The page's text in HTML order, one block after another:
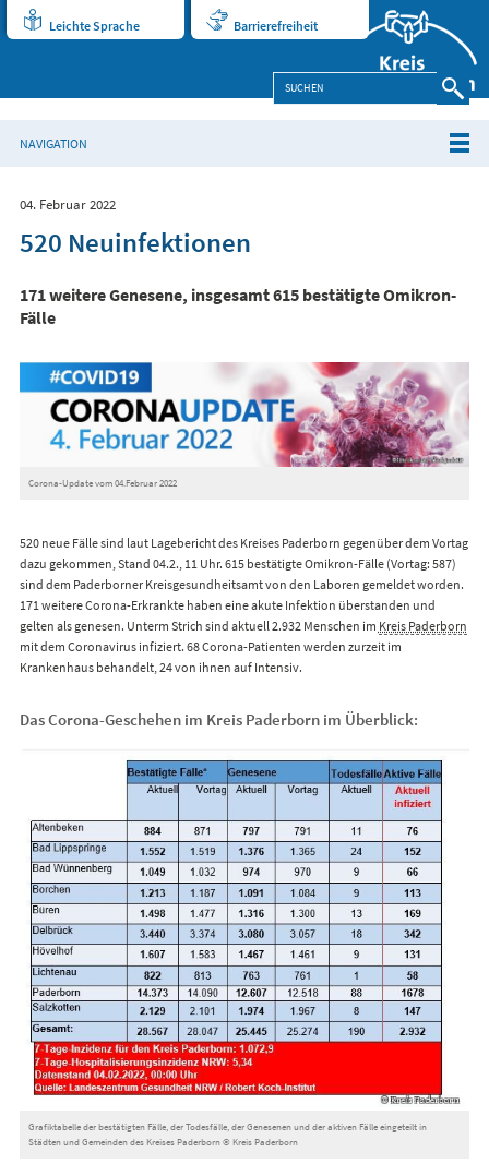
Leichte Sprache Barrierefreiheit
NAVIGATION
04. Februar 2022
520 Neuinfektionen
171 weitere Genesene, insgesamt 615 bestätigte Omikron-
Fälle
Corona-Update vom 04.Februar 2022
520 neue Fälle sind laut Lagebericht des Kreises Paderborn gegenüber dem Vortag
dazu gekommen, Stand 04.2., 11 Uhr. 615 bestätigte Omikron-Fälle (Vortag: 587)
sind dem Paderborner Kreisgesundheitsamt von den Laboren gemeldet worden.
171 weitere Corona-Erkrankte haben eine akute Infektion überstanden und
gelten als genesen. Unterm Strich sind aktuell 2.932 Menschen im Kreis Paderborn
mit dem Coronavirus infiziert. 68 Corona-Patienten werden zurzeit im
Krankenhaus behandelt, 24 von ihnen auf Intensiv.
Das Corona-Geschehen im Kreis Paderborn im Überblick:
Grafiktabelle der bestätigten Fälle, der Todesfälle, der Genesenen und der aktiven Fälle eingeteilt in
Städten und Gemeinden des Kreises Paderborn © Kreis Paderborn